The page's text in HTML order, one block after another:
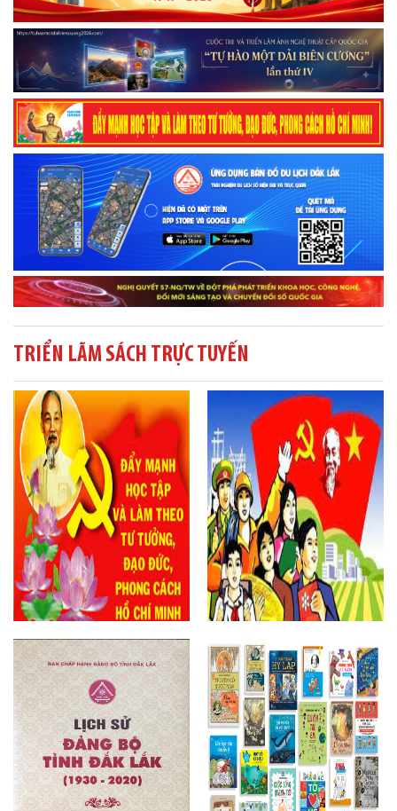
TRIỂN LÃM SÁCH TRỰC TUYẾN
HỌC TẬP VÀ LÀM THEO TƯ
TƯỞNG, ĐẠO ĐỨC, PHONG CÁCH
HỒ CHÍ MINH
Đảng Cộng sản Việt Nam